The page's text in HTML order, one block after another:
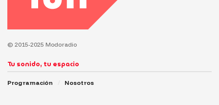
© 2015-2025 Modoradio
Tu sonido, tu espacio
Programación Nosotros